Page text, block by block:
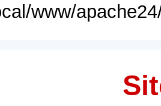
www/